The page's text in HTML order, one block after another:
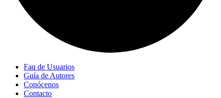
Faq de Usuarios
Guía de Autores
Conócenos
Contacto